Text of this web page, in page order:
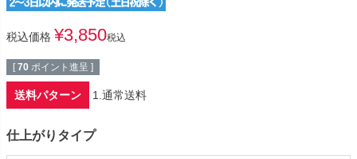
税込価格 ¥3,850税込
[ 70 ポイント進呈 ]
送料パターン 1.通常送料
仕上がりタイプ